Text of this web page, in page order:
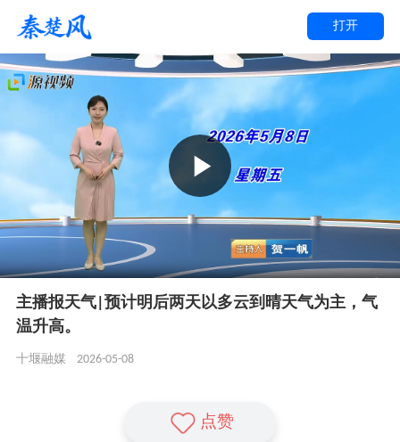
打开
主播报天气|预计明后两天以多云到晴天气为主，气
温升高。
十堰融媒 2026-05-08
点赞